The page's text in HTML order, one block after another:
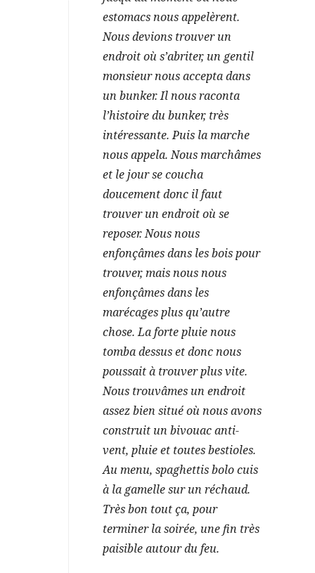
estomacs nous appelèrent.
Nous devions trouver un
endroit où s’abriter, un gentil
monsieur nous accepta dans
un bunker. Il nous raconta
l’histoire du bunker, très
intéressante. Puis la marche
nous appela. Nous marchâmes
et le jour se coucha
doucement donc il faut
trouver un endroit où se
reposer. Nous nous
enfonçâmes dans les bois pour
trouver, mais nous nous
enfonçâmes dans les
marécages plus qu’autre
chose. La forte pluie nous
tomba dessus et donc nous
poussait à trouver plus vite.
Nous trouvâmes un endroit
assez bien situé où nous avons
construit un bivouac anti-
vent, pluie et toutes bestioles.
Au menu, spaghettis bolo cuis
à la gamelle sur un réchaud.
Très bon tout ça, pour
terminer la soirée, une fin très
paisible autour du feu.